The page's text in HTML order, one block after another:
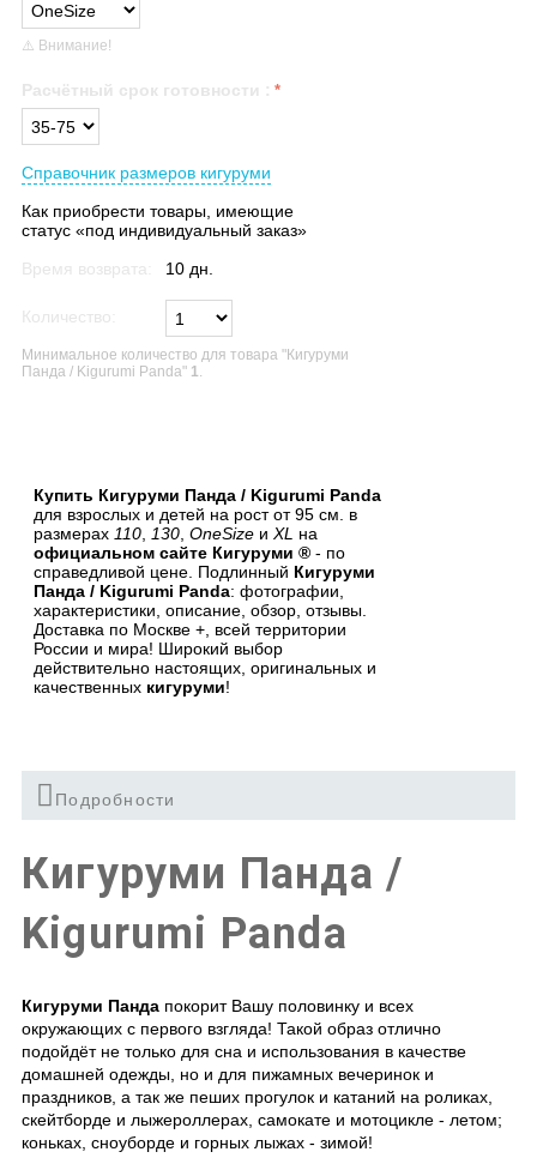
⚠️ Внимание!
Расчётный срок готовности :
Справочник размеров кигуруми
Как приобрести товары, имеющие
статус «под индивидуальный заказ»
Время возврата:
10 дн.
Количество:
Минимальное количество для товара "Кигуруми
Панда / Kigurumi Panda" 1.
Купить Кигуруми Панда / Kigurumi Panda
для взрослых и детей на рост от 95 см. в
размерах 110 130 OneSize и XL на
официальном сайте Кигуруми ® - по
справедливой цене. Подлинный Кигуруми
Панда / Kigurumi Panda: фотографии,
характеристики, описание, обзор, отзывы.
Доставка по Москве +, всей территории
России и мира! Широкий выбор
действительно настоящих, оригинальных и
качественных кигуруми!
Подробности
Кигуруми Панда /
Kigurumi Panda
Кигуруми Панда покорит Вашу половинку и всех
окружающих с первого взгляда! Такой образ отлично
подойдёт не только для сна и использования в качестве
домашней одежды, но и для пижамных вечеринок и
праздников, а так же пеших прогулок и катаний на роликах,
скейтборде и лыжероллерах, самокате и мотоцикле - летом;
коньках, сноуборде и горных лыжах - зимой!